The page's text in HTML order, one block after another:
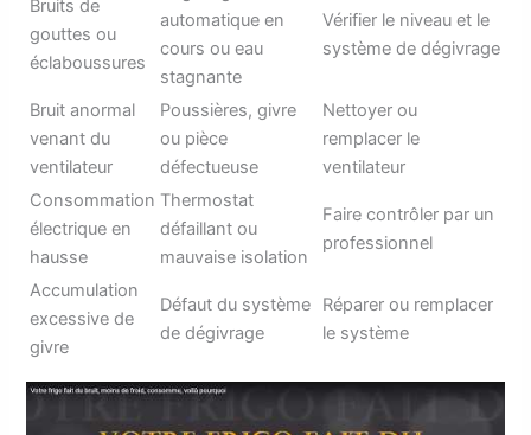
Bruits de
gouttes ou
éclaboussures
automatique en
cours ou eau
stagnante
Vérifier le niveau et le
système de dégivrage
Bruit anormal
venant du
ventilateur
Poussières, givre
ou pièce
défectueuse
Nettoyer ou
remplacer le
ventilateur
Consommation
électrique en
hausse
Thermostat
défaillant ou
mauvaise isolation
Faire contrôler par un
professionnel
Accumulation
excessive de
givre
Défaut du système
de dégivrage
Réparer ou remplacer
le système